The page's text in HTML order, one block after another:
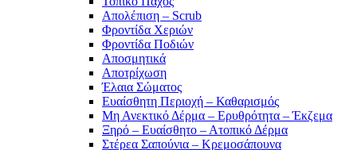
Απολέπιση – Scrub
Φροντίδα Χεριών
Φροντίδα Ποδιών
Αποσμητικά
Αποτρίχωση
Έλαια Σώματος
Ευαίσθητη Περιοχή – Καθαρισμός
Μη Ανεκτικό Δέρμα – Ερυθρότητα – Έκζεμα
Ξηρό – Ευαίσθητο – Ατοπικό Δέρμα
Στέρεα Σαπούνια – Κρεμοσάπουνα